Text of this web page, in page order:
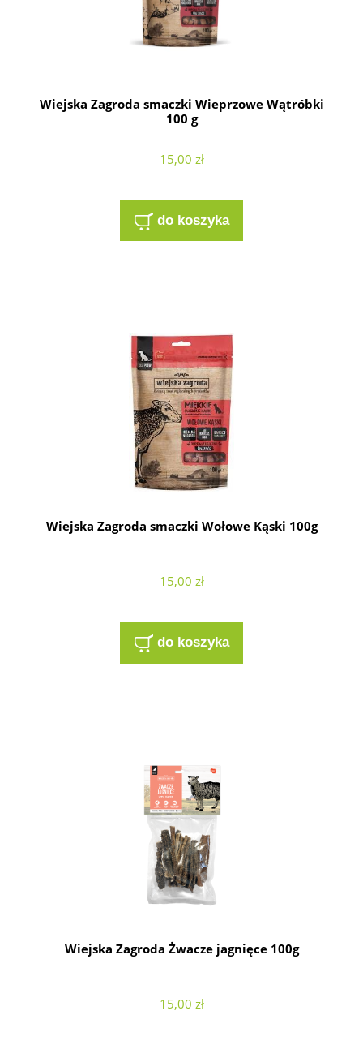
Wiejska Zagroda smaczki Wieprzowe Wątróbki
100 g
15,00 zł
do koszyka
Wiejska Zagroda smaczki Wołowe Kąski 100g
15,00 zł
do koszyka
Wiejska Zagroda Żwacze jagnięce 100g
15,00 zł